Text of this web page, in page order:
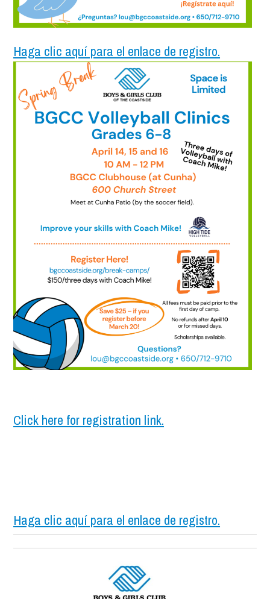
Haga clic aquí para el enlace de registro.
Click here for registration link.
Haga clic aquí para el enlace de registro.